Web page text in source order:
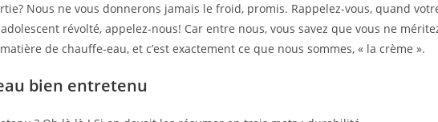
Nous ne vous donnerons jamais le froid, promis. Rappelez-vous, quand
révolté, appelez-nous! Car entre nous, vous savez que vous ne
de chauffe-eau, et c’est exactement ce que nous sommes, « la crème ».
bien entretenu